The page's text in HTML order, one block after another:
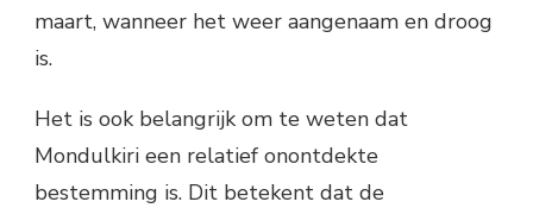
maart, wanneer het weer aangenaam en droog
is.
Het is ook belangrijk om te weten dat
Mondulkiri een relatief onontdekte
bestemming is. Dit betekent dat de